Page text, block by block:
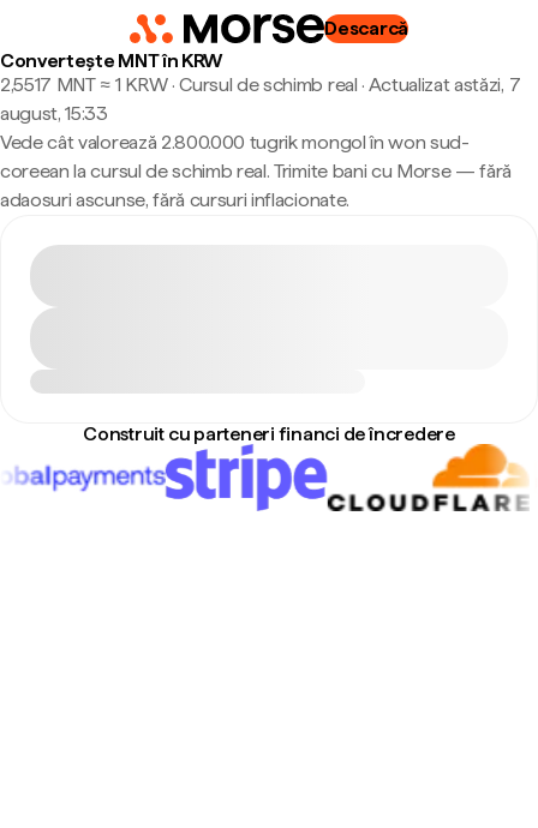
Descarcă
Convertește MNT în KRW
2,5517 MNT ≈ 1 KRW · Cursul de schimb real · Actualizat astăzi, 7
august, 15:33
Vede cât valorează 2.800.000 tugrik mongol în won sud-
coreean la cursul de schimb real. Trimite bani cu Morse — fără
adaosuri ascunse, fără cursuri inflacionate.
Construit cu parteneri financi de încredere